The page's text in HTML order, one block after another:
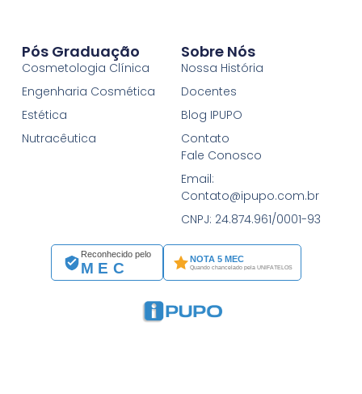
Reconhecido pelo
MEC
NOTA 5 MEC
Quando chancelado pela UNIFATELOS
Pós Graduação
Cosmetologia Clínica
Engenharia Cosmética
Estética
Nutracêutica
Sobre Nós
Nossa História
Docentes
Blog IPUPO
Contato
Fale Conosco
Email:
Contato@ipupo.com.br
CNPJ: 24.874.961/0001-93